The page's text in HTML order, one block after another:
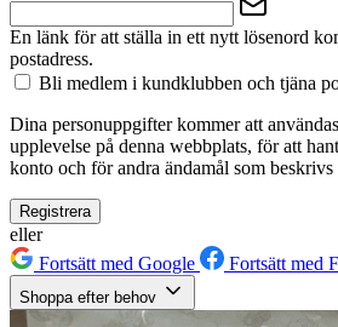
En länk för att ställa in ett nytt lösenord
postadress.
Bli medlem i kundklubben och tjäna
Dina personuppgifter kommer att
upplevelse på denna webbplats, för att
konto och för andra ändamål som
Registrera
eller
Fortsätt med Google
Fortsätt med
Shoppa efter behov